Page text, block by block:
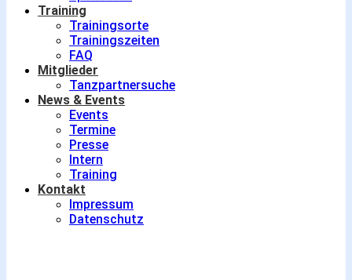
Training
Trainingsorte
Trainingszeiten
FAQ
Mitglieder
Tanzpartnersuche
News & Events
Events
Termine
Presse
Intern
Training
Kontakt
Impressum
Datenschutz